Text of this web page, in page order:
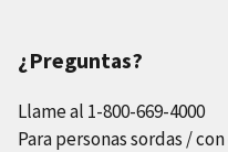
¿Preguntas?
Llame al 1-800-669-4000
Para personas sordas /